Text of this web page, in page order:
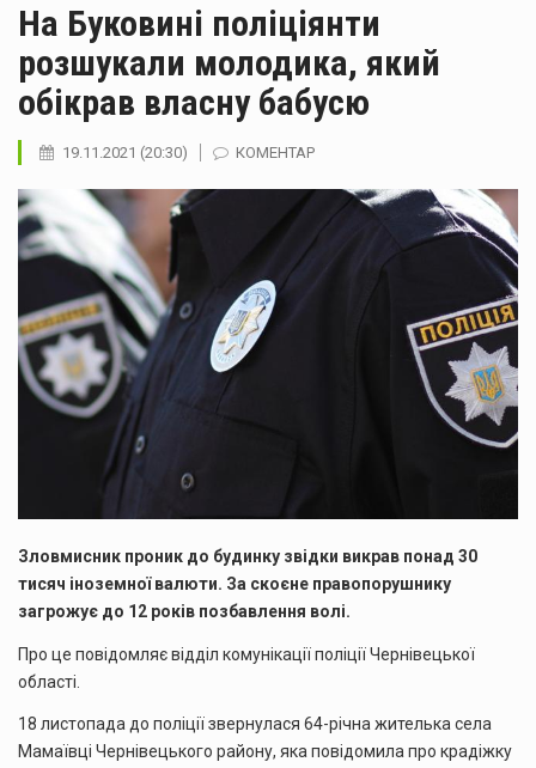
На Буковині поліціянти
розшукали молодика, який
обікрав власну бабусю
19.11.2021 (20:30) КОМЕНТАР
Зловмисник проник до будинку звідки викрав понад 30
тисяч іноземної валюти. За скоєне правопорушнику
загрожує до 12 років позбавлення волі.
Про це повідомляє відділ комунікації поліції Чернівецької
області.
18 листопада до поліції звернулася 64-річна жителька села
Мамаївці Чернівецького району, яка повідомила про крадіжку